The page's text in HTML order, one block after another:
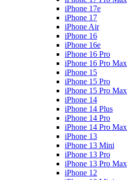
iPhone 17e
iPhone 17
iPhone Air
iPhone 16
iPhone 16e
iPhone 16 Pro
iPhone 16 Pro Max
iPhone 15
iPhone 15 Pro
iPhone 15 Pro Max
iPhone 14
iPhone 14 Plus
iPhone 14 Pro
iPhone 14 Pro Max
iPhone 13
iPhone 13 Mini
iPhone 13 Pro
iPhone 13 Pro Max
iPhone 12